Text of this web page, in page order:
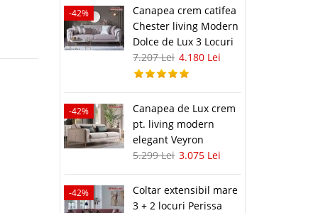
-42%
Canapea crem catifea
Chester living Modern
Dolce de Lux 3 Locuri
7.207 Lei 4.180 Lei
-42%
Canapea de Lux crem
pt. living modern
elegant Veyron
5.299 Lei 3.075 Lei
-42%
Coltar extensibil mare
3 + 2 locuri Perissa